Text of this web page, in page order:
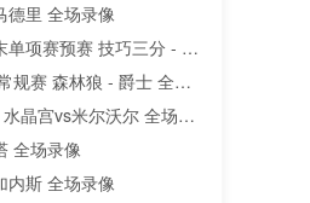
德里 全场录像
项赛预赛 技巧三分 - 扣
规赛 森林狼 - 爵士 全场
晶宫vs米尔沃尔 全场录
全场录像
内斯 全场录像